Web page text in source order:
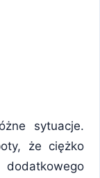
sytuacje.
że ciężko